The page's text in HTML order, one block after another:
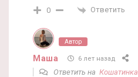
0 Ответить
Автор
Маша 6 лет назад
Ответить на Кошатинка